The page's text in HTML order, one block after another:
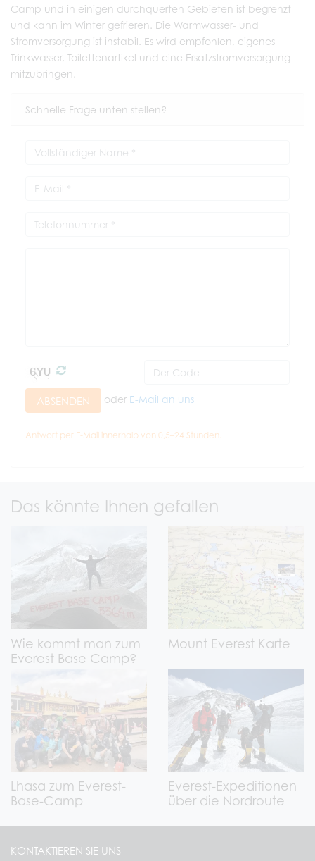
Camp und in einigen durchquerten Gebieten ist begrenzt
und kann im Winter gefrieren. Die Warmwasser- und
Stromversorgung ist instabil. Es wird empfohlen, eigenes
Trinkwasser, Toilettenartikel und eine Ersatzstromversorgung
mitzubringen.
Schnelle Frage unten stellen?
ABSENDEN oder E-Mail an uns
Antwort per E-Mail innerhalb von 0,5–24 Stunden.
Das könnte Ihnen gefallen
Wie kommt man zum
Everest Base Camp?
Mount Everest Karte
Lhasa zum Everest-
Base-Camp
Everest-Expeditionen
über die Nordroute
KONTAKTIEREN SIE UNS